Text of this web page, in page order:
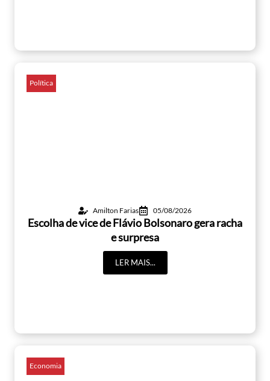
Política
Amilton Farias 05/08/2026
Escolha de vice de Flávio Bolsonaro gera racha
e surpresa
LER MAIS...
Economia